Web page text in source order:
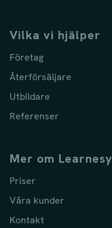
Vilka vi hjälper
Företag
Återförsäljare
Utbildare
Referenser
Mer om Learnesy
Priser
Våra kunder
Kontakt